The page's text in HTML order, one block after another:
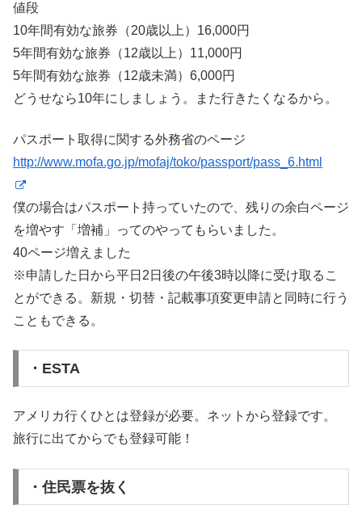
値段
10年間有効な旅券（20歳以上）16,000円
5年間有効な旅券（12歳以上）11,000円
5年間有効な旅券（12歳未満）6,000円
どうせなら10年にしましょう。また行きたくなるから。
パスポート取得に関する外務省のページ
http://www.mofa.go.jp/mofaj/toko/passport/pass_6.html
僕の場合はパスポート持っていたので、残りの余白ページ
を増やす「増補」ってのやってもらいました。
40ページ増えました
※申請した日から平日2日後の午後3時以降に受け取るこ
とができる。新規・切替・記載事項変更申請と同時に行う
こともできる。
・ESTA
アメリカ行くひとは登録が必要。ネットから登録です。
旅行に出てからでも登録可能！
・住民票を抜く